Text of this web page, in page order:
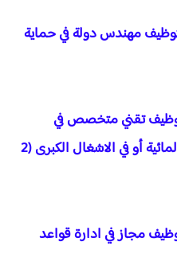
مهندس دولة في حماية
توظيف تقني متخصص في
الهندسة المدنية أو في الهندسة المائية أو في الاشغال الكبرى (2
مجاز في ادارة قواعد